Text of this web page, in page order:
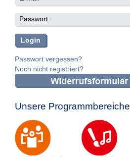
Passwort vergessen?
Noch nicht registriert?
Unsere Programmbereiche